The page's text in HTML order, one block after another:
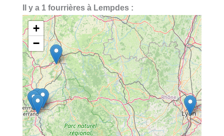
Il y a 1 fourrières à Lempdes :
+
−